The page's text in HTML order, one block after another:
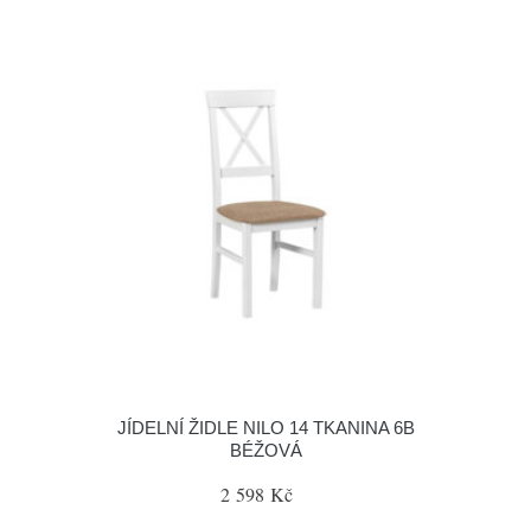
JÍDELNÍ ŽIDLE NILO 14 TKANINA 6B
BÉŽOVÁ
2 598 Kč